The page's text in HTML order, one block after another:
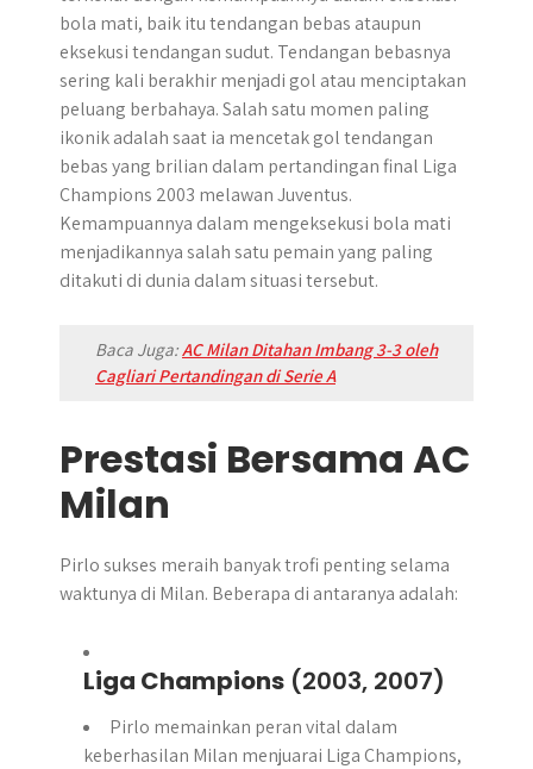
bola mati, baik itu tendangan bebas ataupun
eksekusi tendangan sudut. Tendangan bebasnya
sering kali berakhir menjadi gol atau menciptakan
peluang berbahaya. Salah satu momen paling
ikonik adalah saat ia mencetak gol tendangan
bebas yang brilian dalam pertandingan final Liga
Champions 2003 melawan Juventus.
Kemampuannya dalam mengeksekusi bola mati
menjadikannya salah satu pemain yang paling
ditakuti di dunia dalam situasi tersebut.
Baca Juga:AC Milan Ditahan Imbang 3-3 oleh
Cagliari Pertandingan di Serie A
Prestasi Bersama AC
Milan
Pirlo sukses meraih banyak trofi penting selama
waktunya di Milan. Beberapa di antaranya adalah:
Liga Champions (2003, 2007)
Pirlo memainkan peran vital dalam
keberhasilan Milan menjuarai Liga Champions,